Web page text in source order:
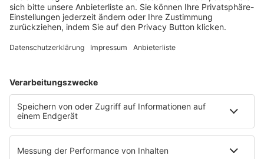
60326 Frankfurt am Main
E-Mail:info@ruw.de
Web:https://www.ruw.de
AGB
Datenschutzerklärung
Genderhinweis
Cookie-Einstellungen